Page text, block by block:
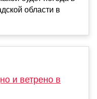
области в
и ветрено в